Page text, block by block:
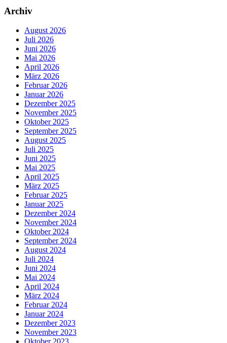
Archiv
August 2026
Juli 2026
Juni 2026
Mai 2026
April 2026
März 2026
Februar 2026
Januar 2026
Dezember 2025
November 2025
Oktober 2025
September 2025
August 2025
Juli 2025
Juni 2025
Mai 2025
April 2025
März 2025
Februar 2025
Januar 2025
Dezember 2024
November 2024
Oktober 2024
September 2024
August 2024
Juli 2024
Juni 2024
Mai 2024
April 2024
März 2024
Februar 2024
Januar 2024
Dezember 2023
November 2023